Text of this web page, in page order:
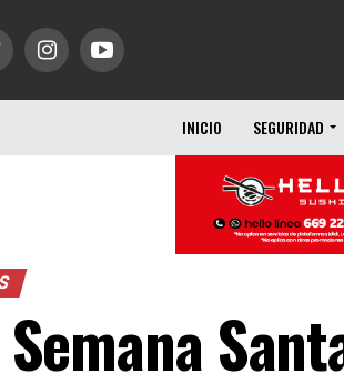
INICIO SEGURIDAD